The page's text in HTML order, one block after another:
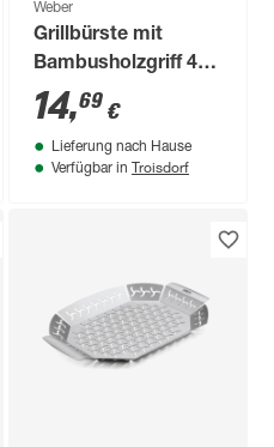
Weber
Grillbürste mit
Bambusholzgriff 46
cm
14,69 €
Lieferung nach Hause
Verfügbar in Troisdorf